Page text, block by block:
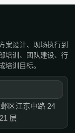
案设计、现场执行到
培训、团队建设、行
培训目标。
区江东中路 24
层